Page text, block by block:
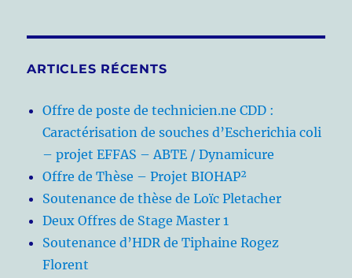
ARTICLES RÉCENTS
Offre de poste de technicien.ne CDD :
Caractérisation de souches d’Escherichia coli
– projet EFFAS – ABTE / Dynamicure
Offre de Thèse – Projet BIOHAP²
Soutenance de thèse de Loïc Pletacher
Deux Offres de Stage Master 1
Soutenance d’HDR de Tiphaine Rogez
Florent